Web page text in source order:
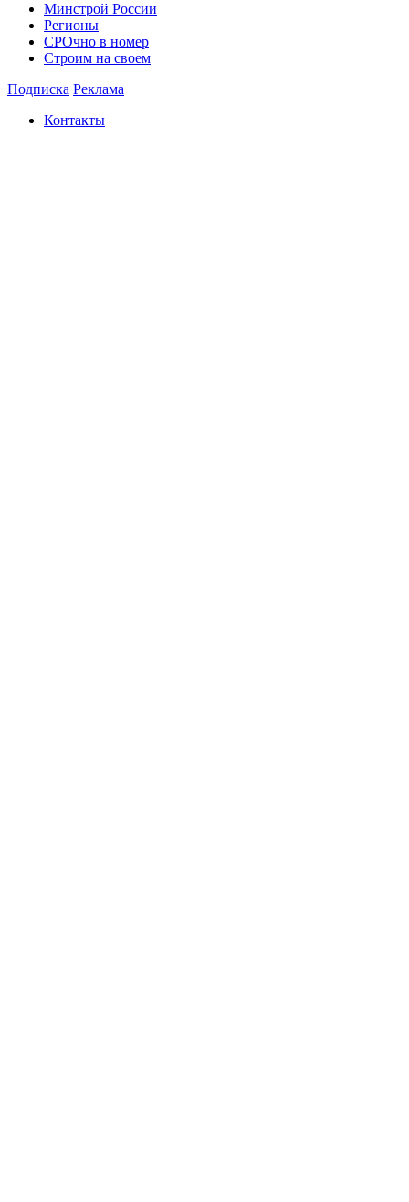
Минстрой России
Регионы
СРОчно в номер
Строим на своем
Подписка Реклама
Контакты